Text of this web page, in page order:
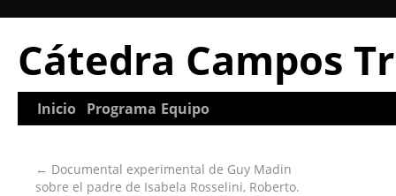
Cátedra Campos
Inicio Programa Equipo
← Documental experimental de Guy Madin
sobre el padre de Isabela Rosselini, Roberto.